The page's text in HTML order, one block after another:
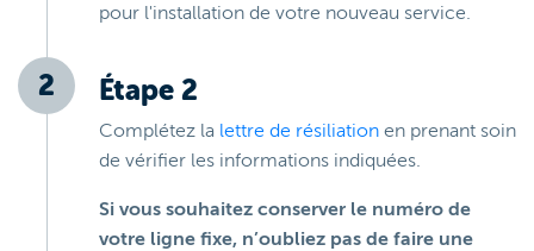
pour l'installation de votre nouveau service.
Étape 2
Complétez la lettre de résiliation en prenant soin
de vérifier les informations indiquées.
Si vous souhaitez conserver le numéro de
votre ligne fixe, n’oubliez pas de faire une